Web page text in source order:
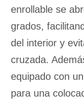
enrollable se
grados,
del interior y
cruzada.
equipado con
para una